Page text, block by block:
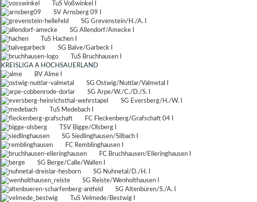
TuS Voßwinkel I
SV Arnsberg 09 I
SG Grevenstein/H./A. I
SG Allendorf/Amecke I
TuS Hachen I
SG Balve/Garbeck I
TuS Bruchhausen I
KREISLIGA A HOCHSAUERLAND
BV Alme I
SG Ostwig/Nuttlar/Valmetal I
SG Arpe/W./C./D./S. I
SG Eversberg/H./W. I
TuS Medebach I
FC Fleckenberg/Grafschaft 04 I
TSV Bigge/Olsberg I
SG Siedlinghausen/Silbach I
FC Remblinghausen I
FC Bruchhausen/Elleringhausen I
SG Berge/Calle/Wallen I
SG Nuhnetal/D./H. I
SG Reiste/Wenholthausen I
SG Altenbüren/S./A. I
TuS Velmede/Bestwig I